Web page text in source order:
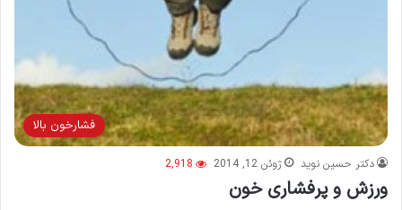
فشارخون بالا
دکتر حسین نوید ژوئن 12, 2014 2,918
ورزش و پرفشاری خون